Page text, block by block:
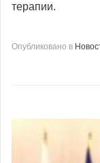
терапии.
Опубликовано в